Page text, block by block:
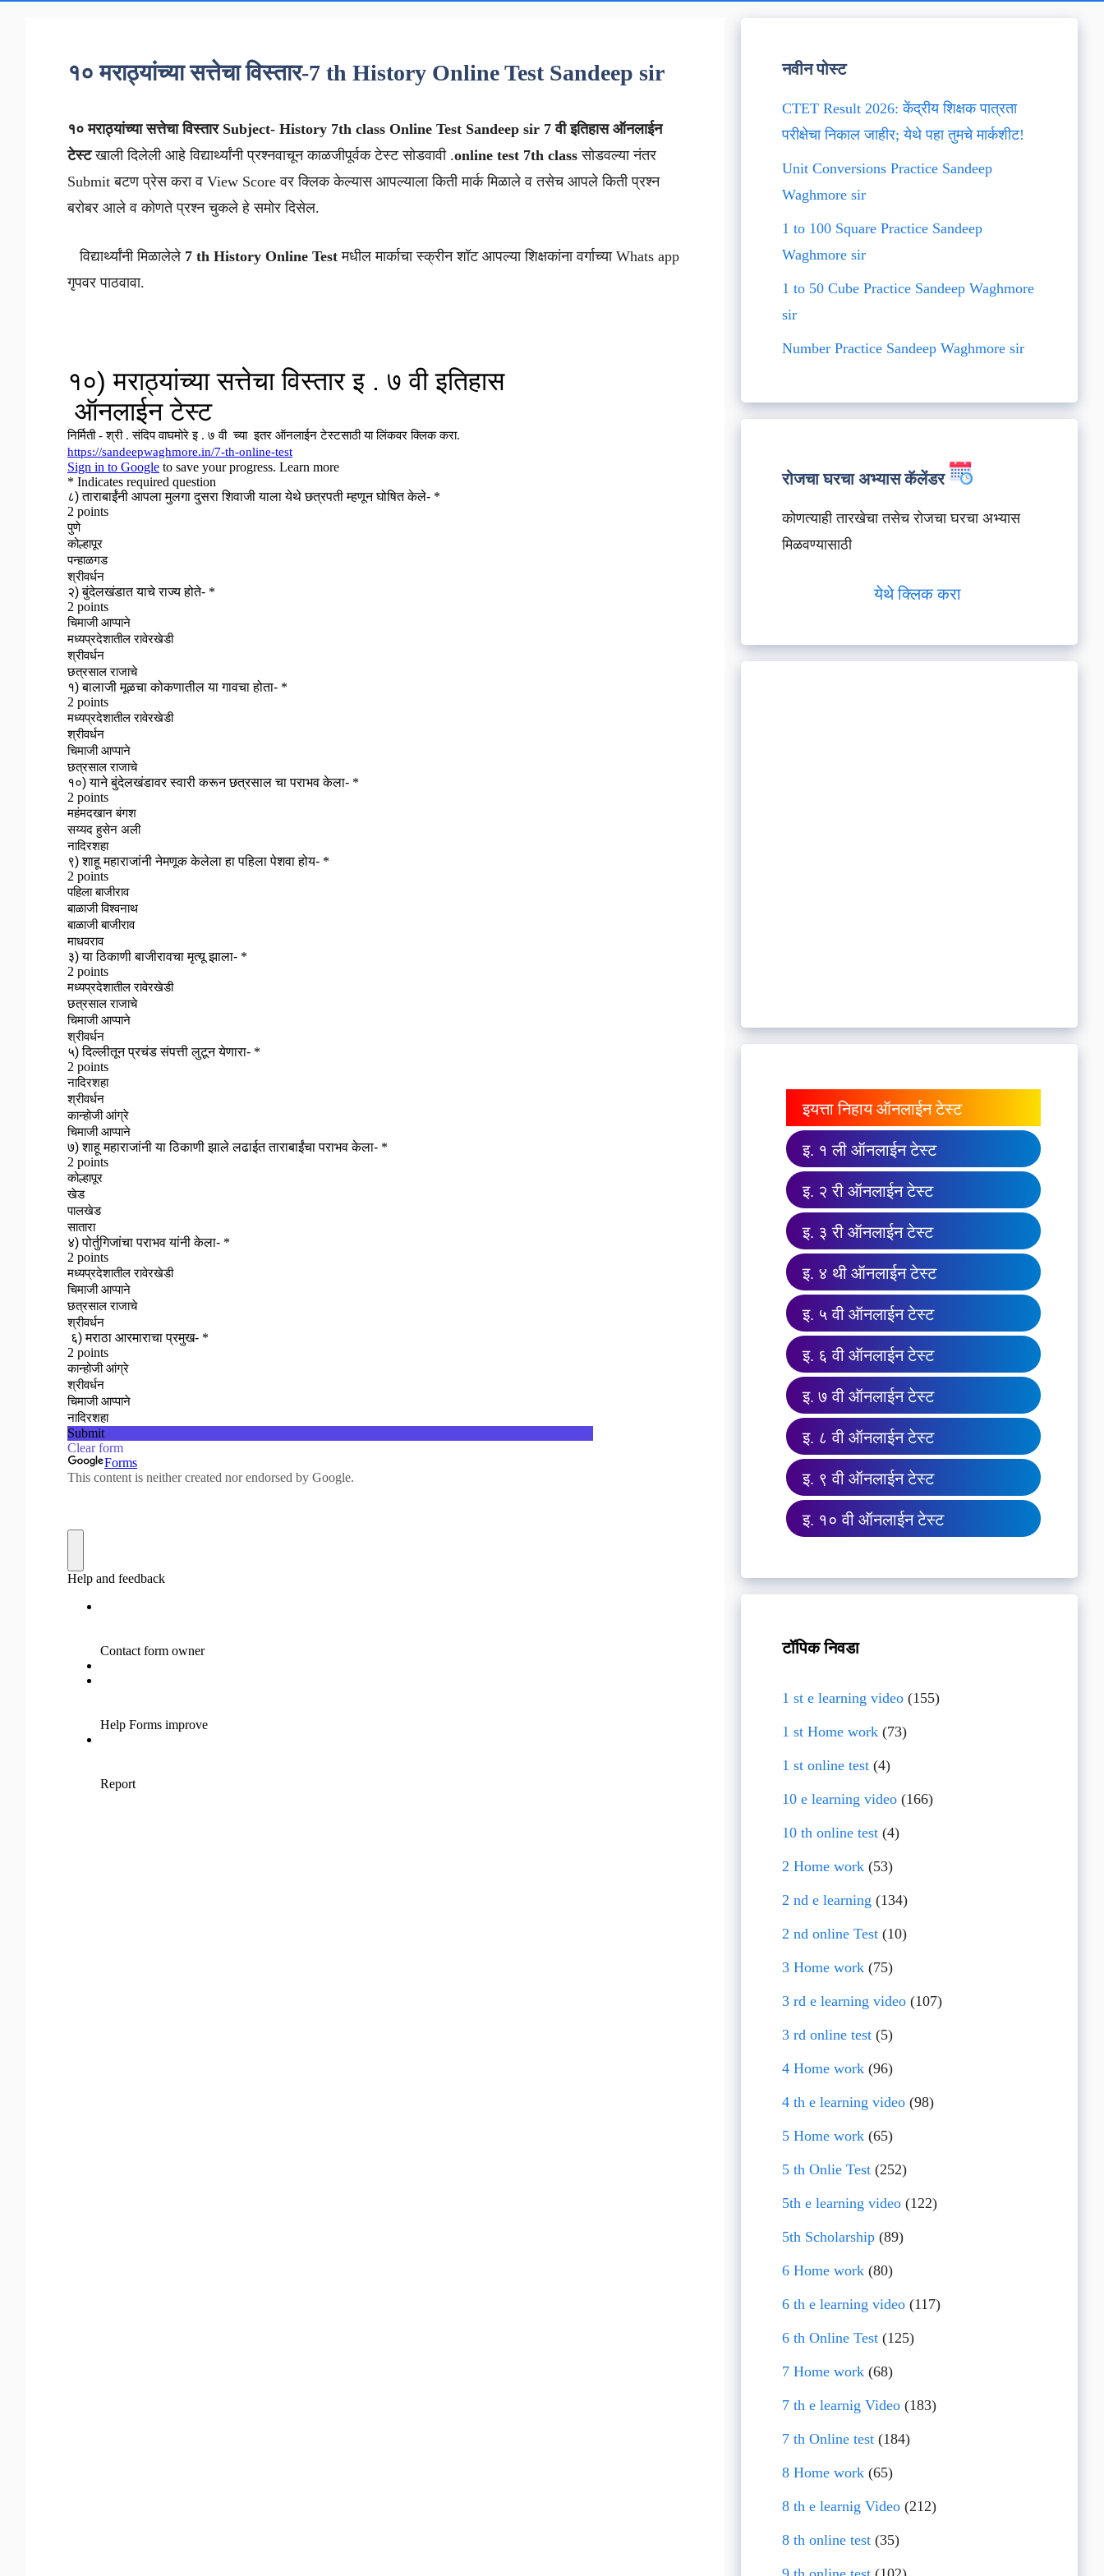
१० मराठ्यांच्या सत्तेचा विस्तार-7 th History Online Test Sandeep sir
१० मराठ्यांच्या सत्तेचा विस्तार Subject- History 7th class Online Test Sandeep sir 7 वीइतिहास ऑनलाईन
टेस्टखाली दिलेली आहे विद्यार्थ्यांनी प्रश्नवाचून काळजीपूर्वक टेस्ट सोडवावी .online test 7th class सोडवल्या नंतर
Submit बटण प्रेस करा व View Score वर क्लिक केल्यास आपल्याला किती मार्क मिळाले व तसेच आपले किती प्रश्न
बरोबर आले व कोणते प्रश्न चुकले हे समोर दिसेल.
विद्यार्थ्यांनी मिळालेले 7 th History Online Test मधील मार्काचा स्क्रीन शॉट आपल्या शिक्षकांना वर्गाच्या Whats app
गृपवर पाठवावा.
नवीन पोस्ट
CTET Result 2026: केंद्रीय शिक्षक पात्रता
परीक्षेचा निकाल जाहीर; येथे पहा तुमचे मार्कशीट!
Unit Conversions Practice Sandeep
Waghmore sir
1 to 100 Square Practice Sandeep
Waghmore sir
1 to 50 Cube Practice Sandeep Waghmore
sir
Number Practice Sandeep Waghmore sir
रोजचा घरचा अभ्यास कॅलेंडर
कोणत्याही तारखेचा तसेच रोजचा घरचा अभ्यास
मिळवण्यासाठी
येथे क्लिक करा
इयत्ता निहाय ऑनलाईन टेस्ट
इ. १ ली ऑनलाईन टेस्ट
इ. २ री ऑनलाईन टेस्ट
इ. ३ री ऑनलाईन टेस्ट
इ. ४ थी ऑनलाईन टेस्ट
इ. ५ वी ऑनलाईन टेस्ट
इ. ६ वी ऑनलाईन टेस्ट
इ. ७ वी ऑनलाईन टेस्ट
इ. ८ वी ऑनलाईन टेस्ट
इ. ९ वी ऑनलाईन टेस्ट
इ. १० वी ऑनलाईन टेस्ट
टॉपिक निवडा
1 st e learning video(155)
1 st Home work(73)
1 st online test(4)
10 e learning video(166)
10 th online test(4)
2 Home work(53)
2 nd e learning (134)
2 nd online Test(10)
3 Home work(75)
3 rd e learning video(107)
3 rd online test(5)
4 Home work(96)
4 th e learning video(98)
5 Home work(65)
5 th Onlie Test(252)
5th e learning video(122)
5th Scholarship(89)
6 Home work(80)
6 th e learning video(117)
6 th Online Test(125)
7 Home work(68)
7 th e learnig Video(183)
7 th Online test(184)
8 Home work(65)
8 th e learnig Video(212)
8 th online test(35)